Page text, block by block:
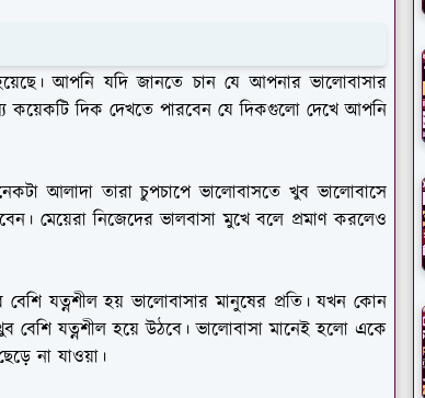
আপনি যদি জানতে চান যে আপনার ভালোবাসার
কয়েকটি দিক দেখতে পারবেন যে দিকগুলো দেখে আপনি
আলাদা তারা চুপচাপে ভালোবাসতে খুব ভালোবাসে
মেয়েরা নিজেদের ভালবাসা মুখে বলে প্রমাণ করলেও
যত্নশীল হয় ভালোবাসার মানুষের প্রতি। যখন কোন
বেশি যত্নশীল হয়ে উঠবে। ভালোবাসা মানেই হলো একে
না যাওয়া।